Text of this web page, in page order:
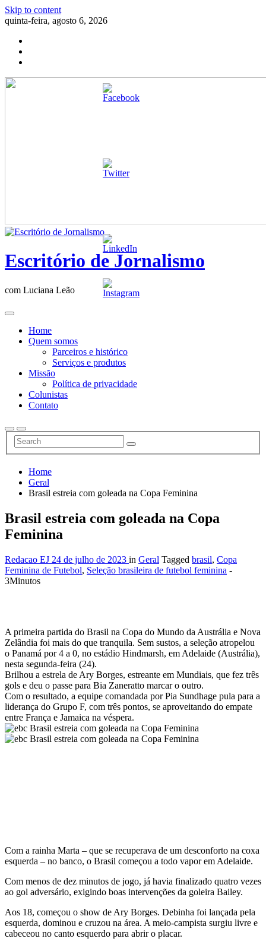
Skip to content
quinta-feira, agosto 6, 2026
Escritório de Jornalismo
com Luciana Leão
Home
Quem somos
Parceiros e histórico
Serviços e produtos
Missão
Política de privacidade
Colunistas
Contato
Home
Geral
Brasil estreia com goleada na Copa Feminina
Brasil estreia com goleada na Copa
Feminina
Redacao EJ 24 de julho de 2023 in Geral Tagged brasil, Copa
Feminina de Futebol, Seleção brasileira de futebol feminina -
3Minutos
A primeira partida do Brasil na Copa do Mundo da Austrália e Nova
Zelândia foi mais do que tranquila. Sem sustos, a seleção atropelou
o Panamá por 4 a 0, no estádio Hindmarsh, em Adelaide (Austrália),
nesta segunda-feira (24).
Brilhou a estrela de Ary Borges, estreante em Mundiais, que fez três
gols e deu o passe para Bia Zaneratto marcar o outro.
Com o resultado, a equipe comandada por Pia Sundhage pula para a
liderança do Grupo F, com três pontos, se aproveitando do empate
entre França e Jamaica na véspera.
Com a rainha Marta – que se recuperava de um desconforto na coxa
esquerda – no banco, o Brasil começou a todo vapor em Adelaide.
Com menos de dez minutos de jogo, já havia finalizado quatro vezes
ao gol adversário, exigindo boas intervenções da goleira Bailey.
Aos 18, começou o show de Ary Borges. Debinha foi lançada pela
esquerda, dominou e cruzou na área. A meio-campista surgiu livre e
cabeceou no canto esquerdo para abrir o placar.